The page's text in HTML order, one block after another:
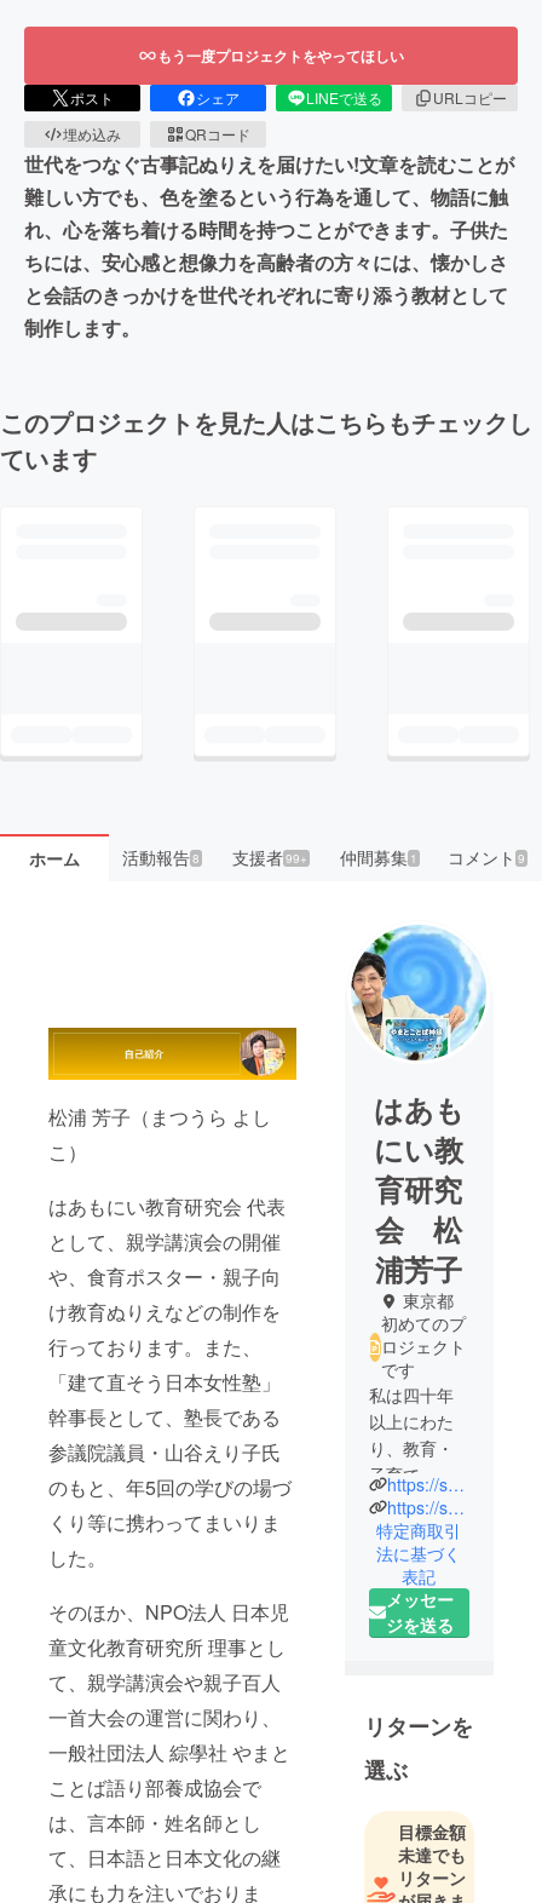
もう一度プロジェクトをやってほしい
ポスト シェア LINEで送る
URLコピー
埋め込み
QRコード
世代をつなぐ古事記ぬりえを届けたい!文章を読むことが
難しい方でも、色を塗るという行為を通して、物語に触
れ、心を落ち着ける時間を持つことができます。子供た
ちには、安心感と想像力を高齢者の方々には、懐かしさ
と会話のきっかけを世代それぞれに寄り添う教材として
制作します。
このプロジェクトを見た人はこちらもチェックし
ています
ホーム 活動報告8 支援者99+ 仲間募集 1 コメント9
松浦 芳子（まつうら よし
こ）
はあもにい教育研究会 代表
として、親学講演会の開催
や、食育ポスター・親子向
け教育ぬりえなどの制作を
行っております。また、
「建て直そう日本女性塾」
幹事長として、塾長である
参議院議員・山谷えり子氏
のもと、年5回の学びの場づ
くり等に携わってまいりま
した。
そのほか、NPO法人 日本児
童文化教育研究所 理事とし
て、親学講演会や親子百人
一首大会の運営に関わり、
一般社団法人 綜學社 やまと
ことば語り部養成協会で
は、言本師・姓名師とし
て、日本語と日本文化の継
承にも力を注いでおりま
はあも
にい教
育研究
会 松
浦芳子
東京都
初めてのプ
ロジェクト
です
私は四十年
以上にわた
り、教育・
子育て・地
域活動を軸
に歩んでま
いりまし
た。子ども
たちの成長
に寄り添
向き合う中
で、世代を
超えて学び
合える社会
の大切さを
強く感じて
https://suginami.mypl.net/shop/00000383040/
https://suginami.mypl.net/article/people_suginami/102873
特定商取引
法に基づく
表記
メッセー
ジを送る
リターンを
選ぶ
目標金額
未達でも
リターン